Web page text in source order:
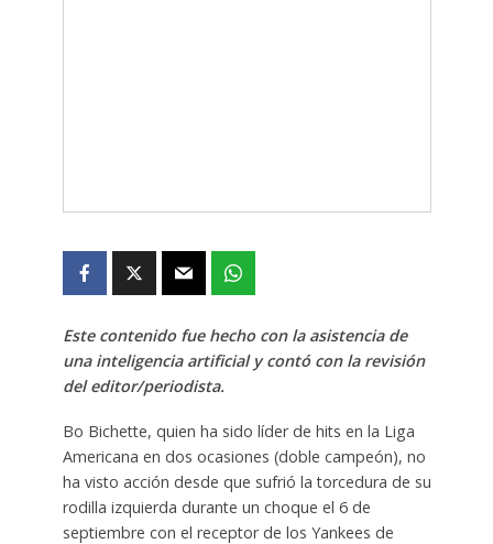
Este contenido fue hecho con la asistencia de
una inteligencia artificial y contó con la revisión
del editor/periodista.
Bo Bichette, quien ha sido líder de hits en la Liga
Americana en dos ocasiones (doble campeón), no
ha visto acción desde que sufrió la torcedura de su
rodilla izquierda durante un choque el 6 de
septiembre con el receptor de los Yankees de